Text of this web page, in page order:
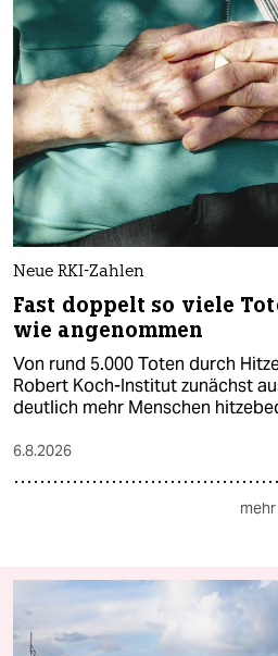
Neue RKI-Zahlen
Fast doppelt so viele
wie angenommen
Von rund 5.000 Toten durch
Robert Koch-Institut zunächst
deutlich mehr Menschen
6.8.2026